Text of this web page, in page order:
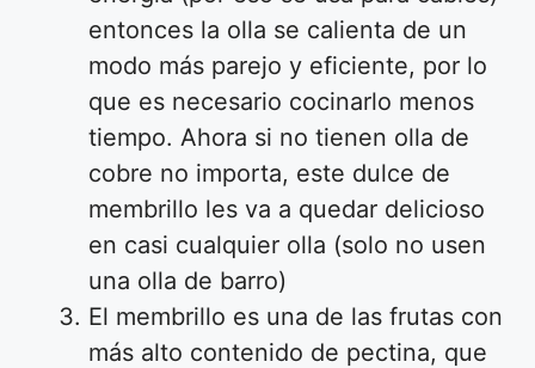
entonces la olla se calienta de un
modo más parejo y eficiente, por lo
que es necesario cocinarlo menos
tiempo. Ahora si no tienen olla de
cobre no importa, este dulce de
membrillo les va a quedar delicioso
en casi cualquier olla (solo no usen
una olla de barro)
El membrillo es una de las frutas con
más alto contenido de pectina, que